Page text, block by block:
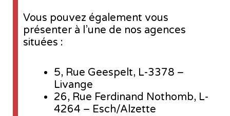
Vous pouvez également vous
présenter à l’une de nos agences
situées :
5, Rue Geespelt, L-3378 –
Livange
26, Rue Ferdinand Nothomb, L-
4264 – Esch/Alzette